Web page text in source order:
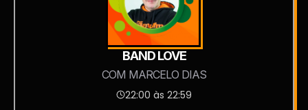
BAND LOVE
COM MARCELO DIAS
22:00 às 22:59